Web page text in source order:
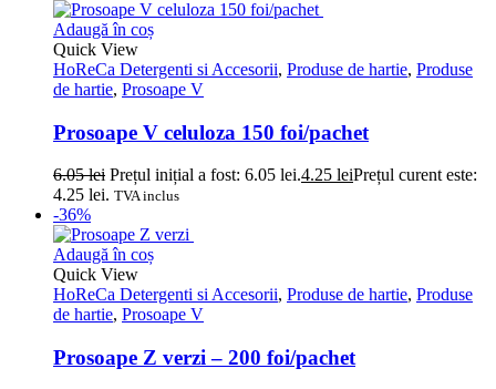
Adaugă în coș
Quick View
HoReCa Detergenti si Accesorii, Produse de hartie, Produse
de hartie, Prosoape V
Prosoape V celuloza 150 foi/pachet
6.05lei Prețul inițial a fost: 6.05 lei.4.25 leiPrețul curent este:
4.25 lei. TVA inclus
-36%
Adaugă în coș
Quick View
HoReCa Detergenti si Accesorii, Produse de hartie, Produse
de hartie, Prosoape V
Prosoape Z verzi – 200 foi/pachet